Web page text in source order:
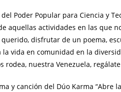
Poder Popular para Ciencia y
aquellas actividades en las que
disfrutar de un poema,
la vida en comunidad en la
nuestra Venezuela, regálate
y canción del Dúo Karma “Abre